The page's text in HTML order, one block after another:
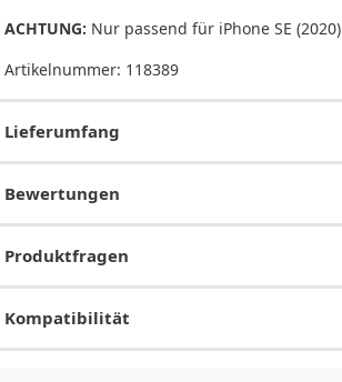
ACHTUNG: Nur passend für iPhone SE (2020)
Artikelnummer: 118389
Lieferumfang
Bewertungen
Produktfragen
Kompatibilität